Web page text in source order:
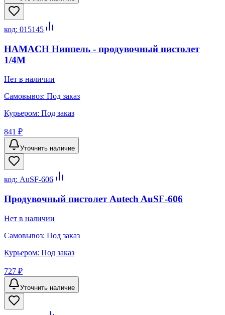
код: 015145
HAMACH Ниппель - продувочный пистолет
1/4М
Нет в наличии
Самовывоз: Под заказ
Курьером: Под заказ
841 ₽
Уточнить наличие
код: AuSF-606
Продувочный пистолет Autech AuSF-606
Нет в наличии
Самовывоз: Под заказ
Курьером: Под заказ
727 ₽
Уточнить наличие